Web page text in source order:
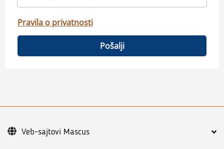
Pravila o privatnosti
Pošalji
Veb-sajtovi Mascus